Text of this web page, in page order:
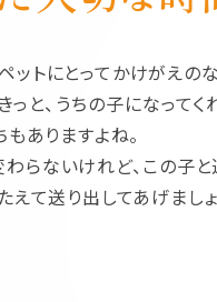
トにとってかけがえの
と、うちの子になってく
ありますよね。
らないけれど、この子
て送り出してあげましょ